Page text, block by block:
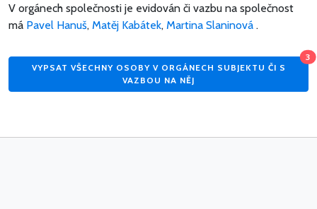
V orgánech společnosti je evidován či vazbu na společnost
má Pavel Hanuš, Matěj Kabátek, Martina Slaninová .
VYPSAT VŠECHNY OSOBY V ORGÁNECH SUBJEKTU ČI S
VAZBOU NA NĚJ
3